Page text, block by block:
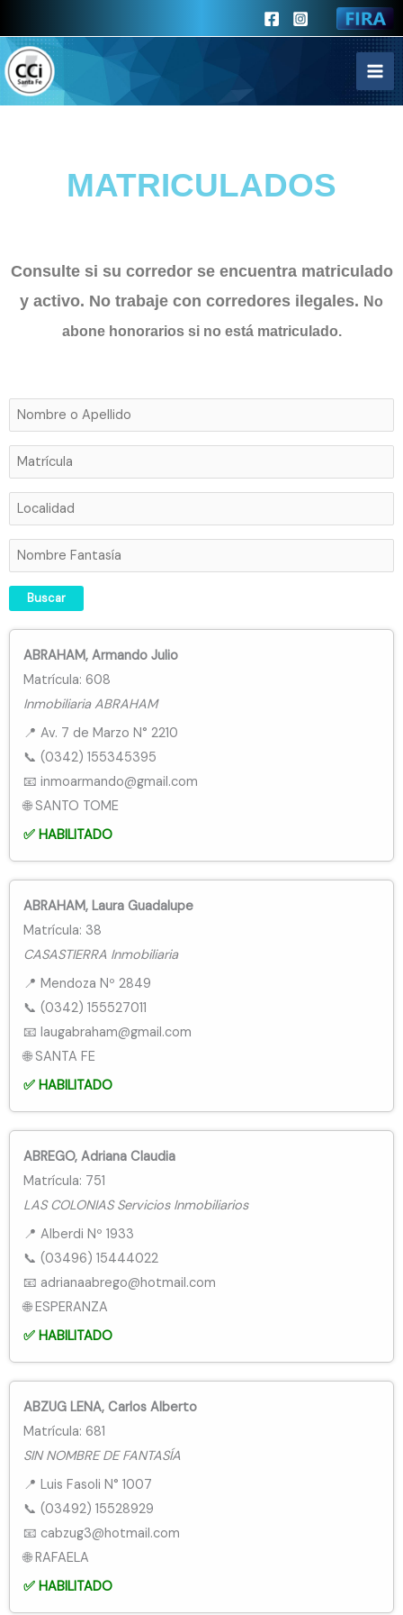
al
contenido
MATRICULADOS
Consulte si su corredor se encuentra matriculado
y activo. No trabaje con corredores ilegales. No
abone honorarios si no está matriculado.
ABRAHAM, Armando Julio
Matrícula: 608
Inmobiliaria ABRAHAM
📍 Av. 7 de Marzo N° 2210
📞 (0342) 155345395
📧 inmoarmando@gmail.com
🌐 SANTO TOME
✅ HABILITADO
ABRAHAM, Laura Guadalupe
Matrícula: 38
CASASTIERRA Inmobiliaria
📍 Mendoza Nº 2849
📞 (0342) 155527011
📧 laugabraham@gmail.com
🌐 SANTA FE
✅ HABILITADO
ABREGO, Adriana Claudia
Matrícula: 751
LAS COLONIAS Servicios Inmobiliarios
📍 Alberdi Nº 1933
📞 (03496) 15444022
📧 adrianaabrego@hotmail.com
🌐 ESPERANZA
✅ HABILITADO
ABZUG LENA, Carlos Alberto
Matrícula: 681
SIN NOMBRE DE FANTASÍA
📍 Luis Fasoli N° 1007
📞 (03492) 15528929
📧 cabzug3@hotmail.com
🌐 RAFAELA
✅ HABILITADO